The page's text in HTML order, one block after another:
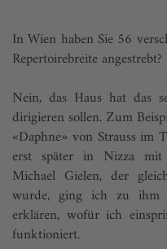
In Wien haben Sie 56
Repertoirebreite angestrebt?
Nein, das Haus hat das
dirigieren sollen. Zum
«Daphne» von Strauss im
erst später in Nizza mit
Michael Gielen, der
wurde, ging ich zu ihm
erklären, wofür ich
funktioniert.